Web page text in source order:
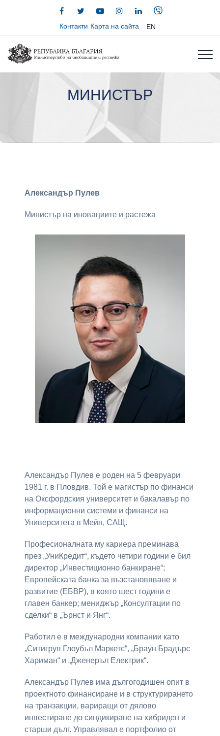
Контакти Карта на сайта EN
МИНИСТЪР
Александър Пулев
Министър на иновациите и растежа
Александър Пулев е роден на 5 февруари
1981 г. в Пловдив. Той е магистър по финанси
на Оксфордския университет и бакалавър по
информационни системи и финанси на
Университета в Мейн, САЩ.
Професионалната му кариера преминава
през „УниКредит“, където четири години е бил
директор „Инвестиционно банкиране“;
Европейската банка за възстановяване и
развитие (ЕБВР), в която шест години е
главен банкер; мениджър „Консултации по
сделки“ в „Ърнст и Янг“.
Работил е в международни компании като
„Ситигруп Глоубъл Маркетс“, „Браун Брадърс
Хариман“ и „Дженеръл Електрик“.
Александър Пулев има дългогодишен опит в
проектното финансиране и в структурирането
на транзакции, вариращи от дялово
инвестиране до синдикиране на хибриден и
старши дълг. Управлявал е портфолио от